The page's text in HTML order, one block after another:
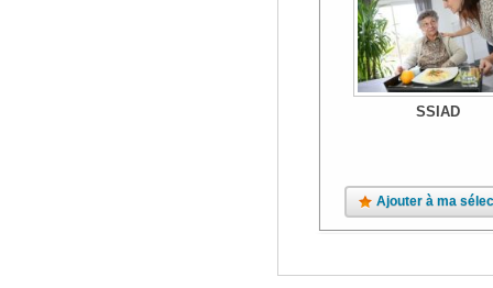
SSIAD
Ajouter à ma